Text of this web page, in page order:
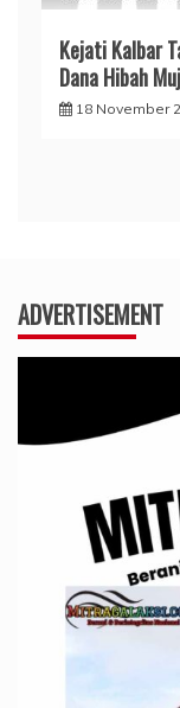
Kejati Kalbar
Dana Hibah
18 November
ADVERTISEMENT